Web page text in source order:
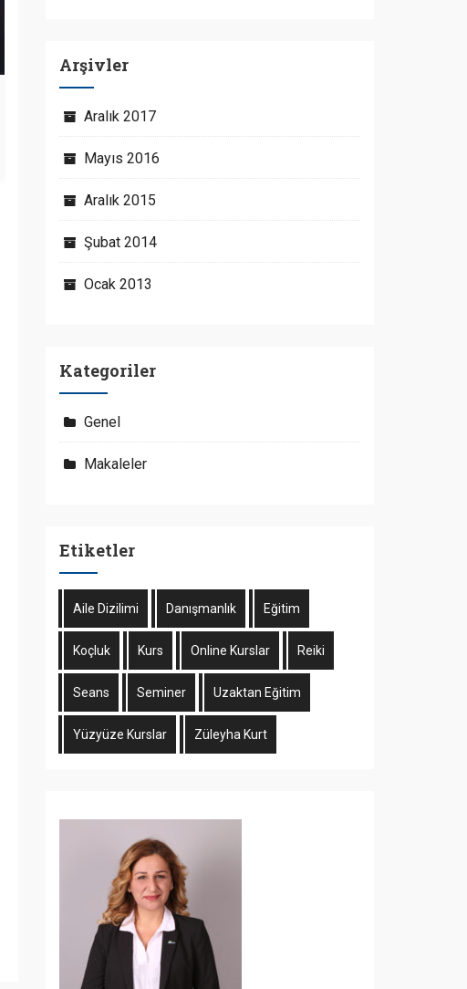
Arşivler
Aralık 2017
Mayıs 2016
Aralık 2015
Şubat 2014
Ocak 2013
Kategoriler
Genel
Makaleler
Etiketler
Aile Dizilimi Danışmanlık Eğitim
Koçluk Kurs Online Kurslar Reiki
Seans Seminer Uzaktan Eğitim
Yüzyüze Kurslar Züleyha Kurt